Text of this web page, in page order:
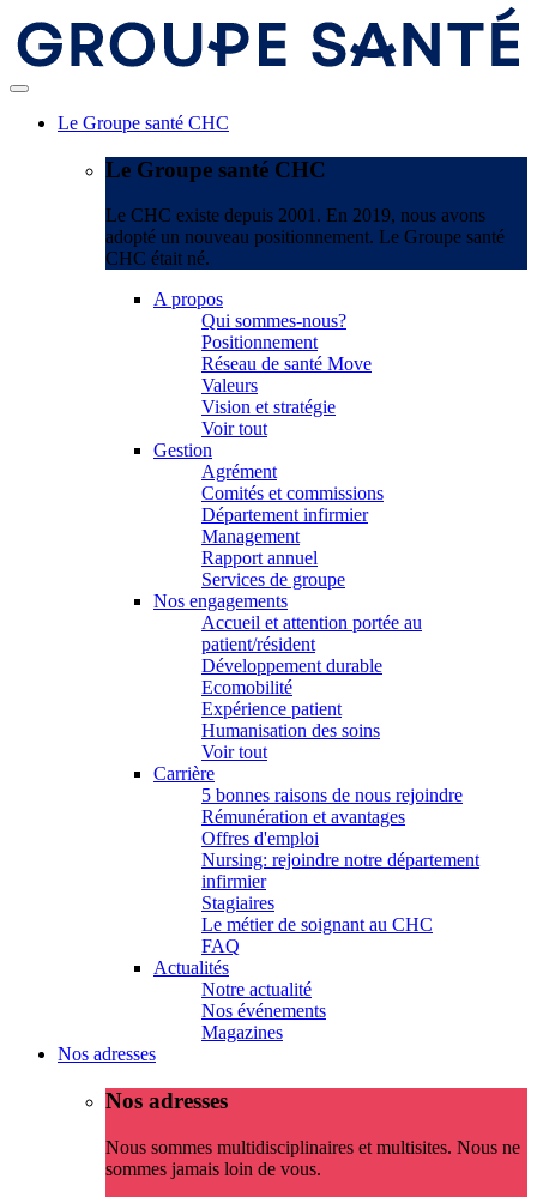
Le Groupe santé CHC
Le Groupe santé CHC
Le CHC existe depuis 2001. En 2019, nous avons
adopté un nouveau positionnement. Le Groupe santé
CHC était né.
A propos
Qui sommes-nous?
Positionnement
Réseau de santé Move
Valeurs
Vision et stratégie
Voir tout
Gestion
Agrément
Comités et commissions
Département infirmier
Management
Rapport annuel
Services de groupe
Nos engagements
Accueil et attention portée au
patient/résident
Développement durable
Ecomobilité
Expérience patient
Humanisation des soins
Voir tout
Carrière
5 bonnes raisons de nous rejoindre
Rémunération et avantages
Offres d'emploi
Nursing: rejoindre notre département
infirmier
Stagiaires
Le métier de soignant au CHC
FAQ
Actualités
Notre actualité
Nos événements
Magazines
Nos adresses
Nos adresses
Nous sommes multidisciplinaires et multisites. Nous ne
sommes jamais loin de vous.